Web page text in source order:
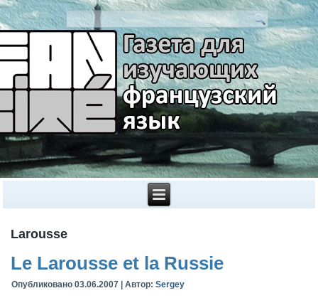
Larousse
Le Larousse et la Russie
Опубликовано 03.06.2007 |Автор: Sergey